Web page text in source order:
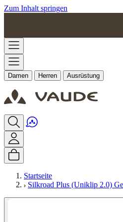
Zum Inhalt springen
Damen Herren Ausrüstung
Startseite
Silkroad Plus (Uniklip 2.0)